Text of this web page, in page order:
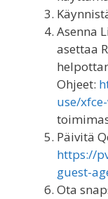
Asenna
asettaa
Ohjeet:
use/
Päivitä
https://
guest-
Ota